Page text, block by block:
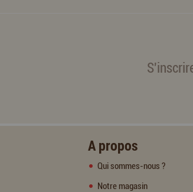
A propos
Qui sommes-nous ?
Notre magasin